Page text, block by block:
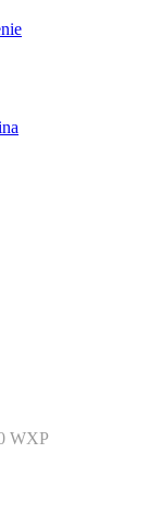
WXP